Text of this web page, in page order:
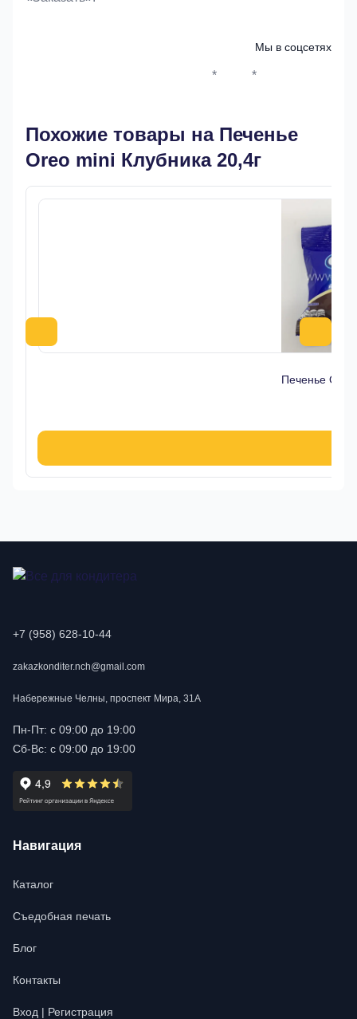
Мы в соцсетях
* *
Похожие товары на Печенье
Oreo mini Клубника 20,4г
Печенье
+7 (958) 628-10-44
zakazkonditer.nch@gmail.com
Набережные Челны, проспект Мира, 31А
Пн-Пт: с 09:00 до 19:00
Сб-Вс: с 09:00 до 19:00
Навигация
Каталог
Съедобная печать
Блог
Контакты
Вход | Регистрация